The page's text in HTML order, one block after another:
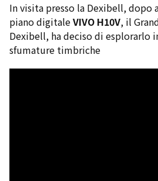
In visita presso la Dexibell, dopo
piano digitaleVIVO H10V, il
Dexibell, ha deciso di esplorarlo
sfumature timbriche